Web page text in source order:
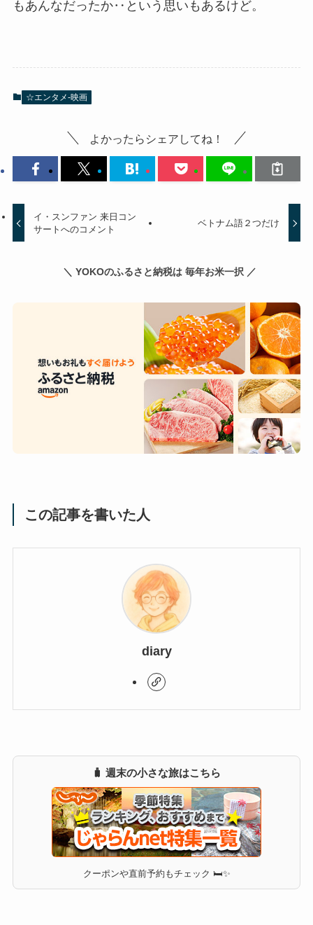
もあんなだったか‥という思いもあるけど。
☆エンタメ-映画
よかったらシェアしてね！
イ・スンファン 来日コン
サートへのコメント
ベトナム語２つだけ
＼ YOKOのふるさと納税は 毎年お米一択 ／
この記事を書いた人
diary
🧳 週末の小さな旅はこちら
クーポンや直前予約もチェック 🛏✨